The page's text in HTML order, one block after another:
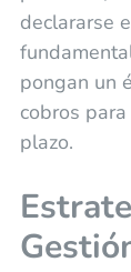
declararse
pongan un
cobros
plazo.